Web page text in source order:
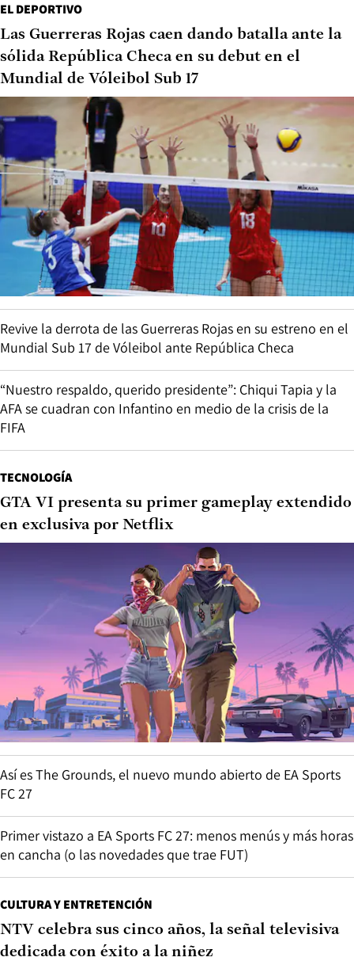
EL DEPORTIVO
Las Guerreras Rojas caen dando batalla ante la
sólida República Checa en su debut en el
Mundial de Vóleibol Sub 17
Revive la derrota de las Guerreras Rojas en su estreno en el
Mundial Sub 17 de Vóleibol ante República Checa
“Nuestro respaldo, querido presidente”: Chiqui Tapia y la
AFA se cuadran con Infantino en medio de la crisis de la
FIFA
TECNOLOGÍA
GTA VI presenta su primer gameplay extendido
en exclusiva por Netflix
Así es The Grounds, el nuevo mundo abierto de EA Sports
FC 27
Primer vistazo a EA Sports FC 27: menos menús y más horas
en cancha (o las novedades que trae FUT)
CULTURA Y ENTRETENCIÓN
NTV celebra sus cinco años, la señal televisiva
dedicada con éxito a la niñez